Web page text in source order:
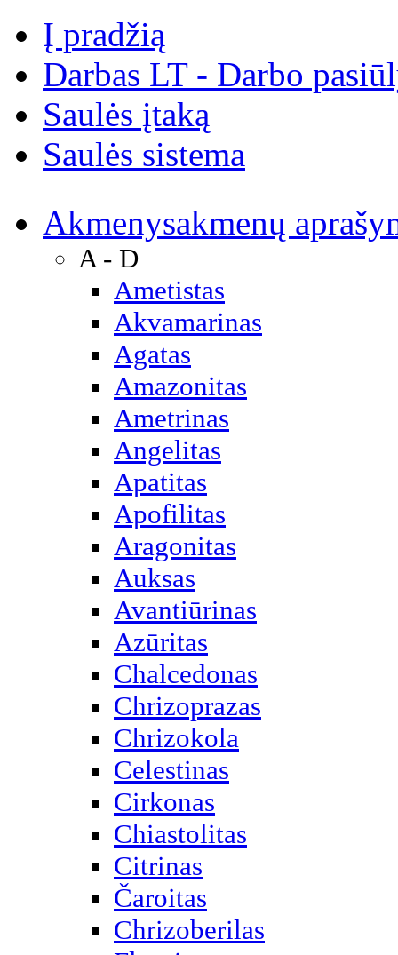
Į pradžią
Darbas LT - Darbo
Saulės įtaką
Saulės sistema
Akmenysakmenų
A - D
Ametistas
Akvamarinas
Agatas
Amazonitas
Ametrinas
Angelitas
Apatitas
Apofilitas
Aragonitas
Auksas
Avantiūrinas
Azūritas
Chalcedonas
Chrizoprazas
Chrizokola
Celestinas
Cirkonas
Chiastolitas
Citrinas
Čaroitas
Chrizoberilas